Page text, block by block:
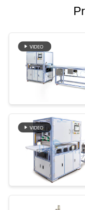
POLITICA
SULLA
PRIVACY